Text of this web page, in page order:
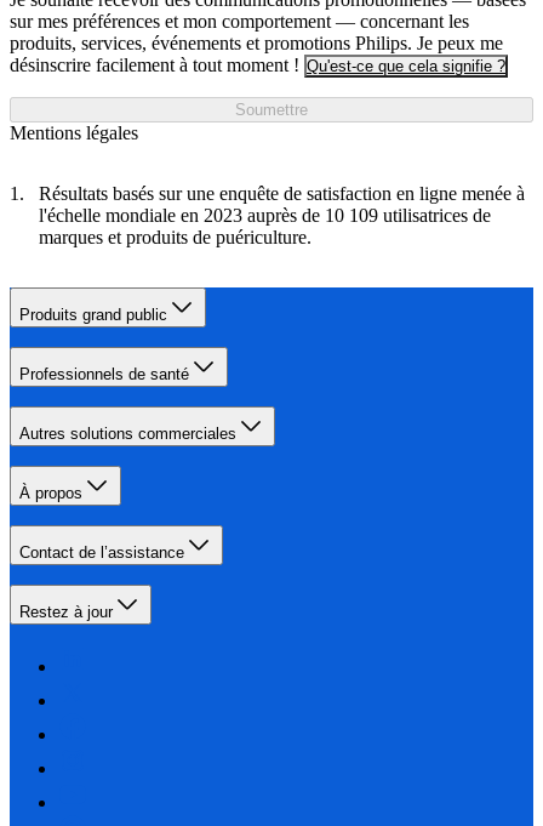
sur mes préférences et mon comportement — concernant les
produits, services, événements et promotions Philips. Je peux me
désinscrire facilement à tout moment ! Qu'est-ce que cela signifie ?
Soumettre
Mentions légales
Résultats basés sur une enquête de satisfaction en ligne menée à
l'échelle mondiale en 2023 auprès de 10 109 utilisatrices de
marques et produits de puériculture.
Produits grand public
Professionnels de santé
Autres solutions commerciales
À propos
Contact de l’assistance
Restez à jour